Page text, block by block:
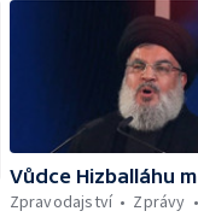
Vůdce Hizballáhu
Zpravodajství
Zprávy